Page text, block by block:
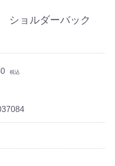
ショルダーバック
税込